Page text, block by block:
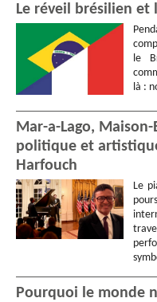
Le réveil brésilien et
le
là :
Mar-a-Lago,
politique et
Harfouch
Le
Pourquoi le monde